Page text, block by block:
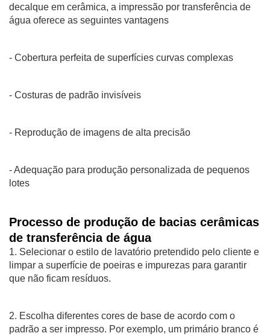
decalque em cerâmica, a impressão por transferência de
água oferece as seguintes vantagens
- Cobertura perfeita de superfícies curvas complexas
- Costuras de padrão invisíveis
- Reprodução de imagens de alta precisão
- Adequação para produção personalizada de pequenos
lotes
Processo de produção de bacias cerâmicas
de transferência de água
1. Selecionar o estilo de lavatório pretendido pelo cliente e
limpar a superfície de poeiras e impurezas para garantir
que não ficam resíduos.
2. Escolha diferentes cores de base de acordo com o
padrão a ser impresso. Por exemplo, um primário branco é